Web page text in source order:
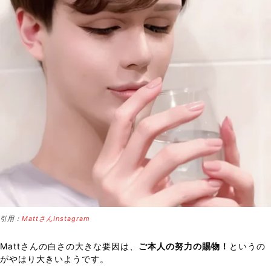
引用： MattさんInstagram
Mattさんの白さの大きな要因は、 ご本人の努力の賜物！ というの
がやはり大きいようです。